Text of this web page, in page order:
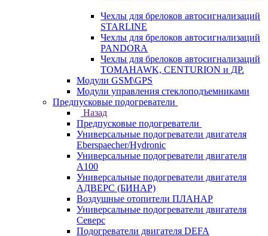
Чехлы для брелоков автосигнализаций
STARLINE
Чехлы для брелоков автосигнализаций
PANDORA
Чехлы для брелоков автосигнализаций
TOMAHAWK, CENTURION и ДР.
Модули GSM\GPS
Модули управления стеклоподъемниками
Предпусковые подогреватели
Назад
Предпусковые подогреватели
Универсальные подогреватели двигателя
Eberspaecher/Hydronic
Универсальные подогреватели двигателя
A100
Универсальные подогреватели двигателя
АДВЕРС (БИНАР)
Воздушные отопители ПЛАНАР
Универсальные подогреватели двигателя
Северс
Подогреватели двигателя DEFA